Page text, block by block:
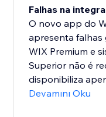
Falhas na
O novo app do
apresenta falhas
WIX Premium e
Superior não é
disponibiliza
Devamını Oku